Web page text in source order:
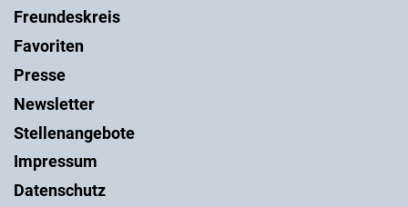
Freundeskreis
Favoriten
Presse
Newsletter
Stellenangebote
Impressum
Datenschutz